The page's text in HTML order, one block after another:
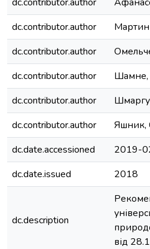
dc.contributor.author
dc.contributor.author
dc.contributor.author
Шамне,
dc.contributor.author
dc.contributor.author
Яшник,
dc.date.accessioned
2019-
dc.date.issued
2018
dc.description
від